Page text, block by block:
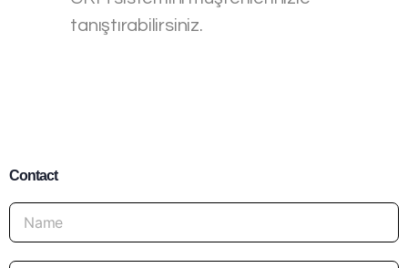
tanıştırabilirsiniz.
Contact